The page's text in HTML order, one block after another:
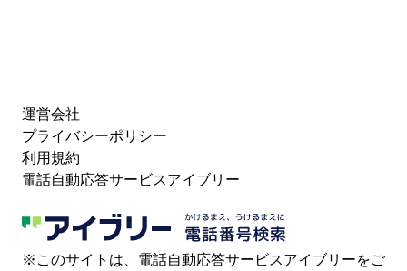
運営会社
プライバシーポリシー
利用規約
電話自動応答サービスアイブリー
※このサイトは、電話自動応答サービスアイブリーをご